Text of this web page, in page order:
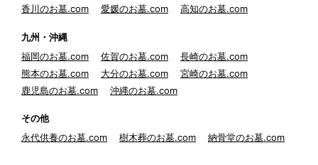
香川のお墓.com
愛媛のお墓.com 高知のお墓.com
九州・沖縄
福岡のお墓.com
佐賀のお墓.com
長崎のお墓.com
熊本のお墓.com
大分のお墓.com
宮崎のお墓.com
鹿児島のお墓.com
沖縄のお墓.com
その他
永代供養のお墓.com
樹木葬のお墓.com 納骨堂のお墓.com